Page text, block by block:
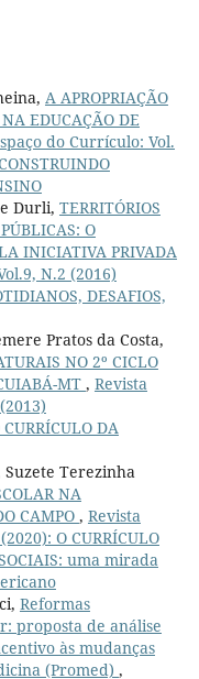
A APROPRIAÇÃO
EDUCAÇÃO DE
do Currículo: Vol.
Durli, TERRITÓRIOS
O
INICIATIVA PRIVADA
N.2 (2016)
DESAFIOS,
Pratos da Costa,
NO 2º CICLO
MT , Revista
DA
Terezinha
NA
CAMPO , Revista
O CURRÍCULO
uma mirada
Reformas
proposta de análise
às mudanças
(Promed) ,